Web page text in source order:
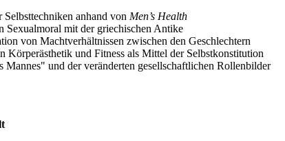
anhand von Men’s Health
Sexualmoral mit der griechischen Antike
von Machtverhältnissen zwischen den Geschlechtern
Körperästhetik und Fitness als Mittel der Selbstkonstitution
Mannes" und der veränderten gesellschaftlichen Rollenbilder